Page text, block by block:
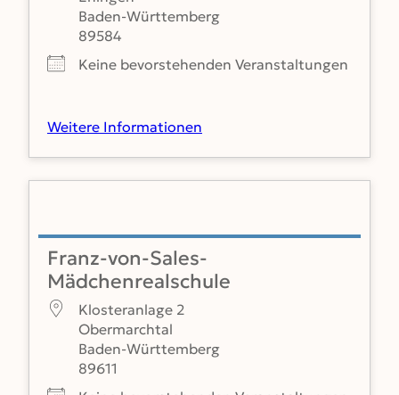
Baden-Württemberg
89584
Keine bevorstehenden Veranstaltungen
Weitere Informationen
Franz-von-Sales-
Mädchenrealschule
Klosteranlage 2
Obermarchtal
Baden-Württemberg
89611